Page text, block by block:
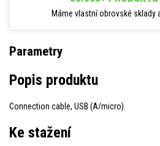
Máme vlastní obrovské sklady
Parametry
Popis produktu
Connection cable, USB (A/micro).
Ke stažení